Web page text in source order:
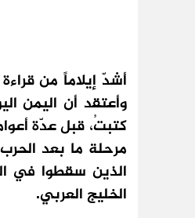
أشدّ إيلاماً من
وأعتقد أن اليمن
كتبتُ، قبل عدّة
مرحلة ما بعد
الذين سقطوا في
الخليج العربي.